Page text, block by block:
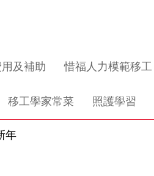
及補助 惜福人力模範移工
移工學家常菜 照護學習
年